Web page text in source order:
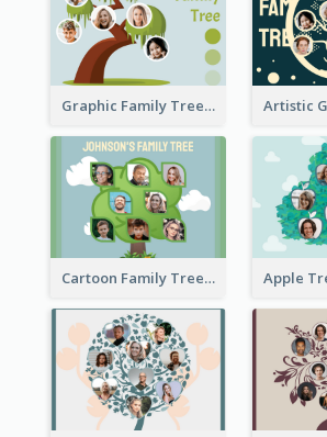
Graphic Family Tree
Cartoon Family Tree